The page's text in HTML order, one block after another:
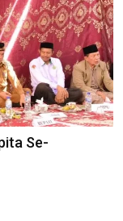
Se-